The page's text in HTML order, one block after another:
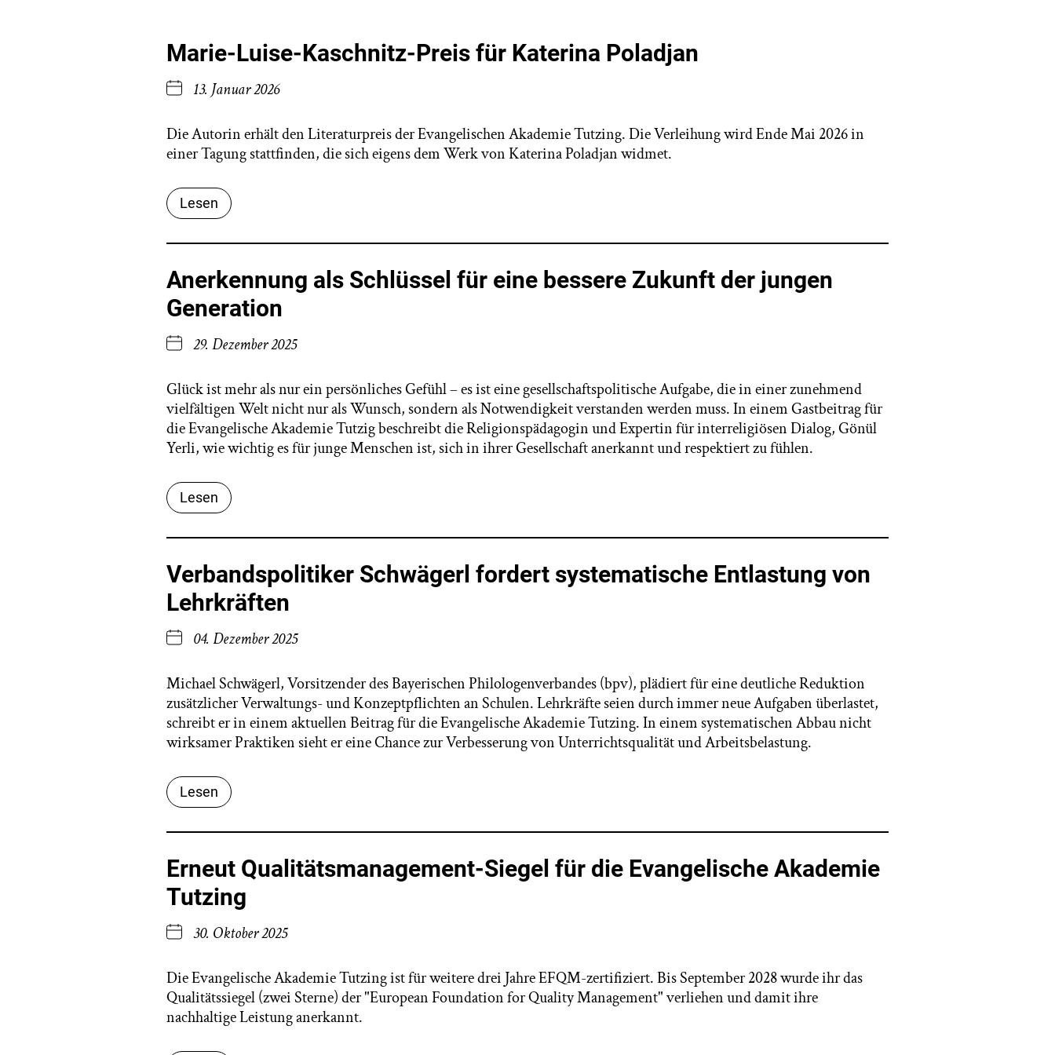
Marie-Luise-Kaschnitz-Preis für Katerina Poladjan
13. Januar 2026
Die Autorin erhält den Literaturpreis der Evangelischen Akademie Tutzing. Die Verleihung wird Ende Mai 2026 in
einer Tagung stattfinden, die sich eigens dem Werk von Katerina Poladjan widmet.
Lesen
Anerkennung als Schlüssel für eine bessere Zukunft der jungen
Generation
29. Dezember 2025
Glück ist mehr als nur ein persönliches Gefühl – es ist eine gesellschaftspolitische Aufgabe, die in einer zunehmend
vielfältigen Welt nicht nur als Wunsch, sondern als Notwendigkeit verstanden werden muss. In einem Gastbeitrag für
die Evangelische Akademie Tutzig beschreibt die Religionspädagogin und Expertin für interreligiösen Dialog, Gönül
Yerli, wie wichtig es für junge Menschen ist, sich in ihrer Gesellschaft anerkannt und respektiert zu fühlen.
Lesen
Verbandspolitiker Schwägerl fordert systematische Entlastung von
Lehrkräften
04. Dezember 2025
Michael Schwägerl, Vorsitzender des Bayerischen Philologenverbandes (bpv), plädiert für eine deutliche Reduktion
zusätzlicher Verwaltungs- und Konzeptpflichten an Schulen. Lehrkräfte seien durch immer neue Aufgaben überlastet,
schreibt er in einem aktuellen Beitrag für die Evangelische Akademie Tutzing. In einem systematischen Abbau nicht
wirksamer Praktiken sieht er eine Chance zur Verbesserung von Unterrichtsqualität und Arbeitsbelastung.
Lesen
Erneut Qualitätsmanagement-Siegel für die Evangelische Akademie
Tutzing
30. Oktober 2025
Die Evangelische Akademie Tutzing ist für weitere drei Jahre EFQM-zertifiziert. Bis September 2028 wurde ihr das
Qualitätssiegel (zwei Sterne) der "European Foundation for Quality Management" verliehen und damit ihre
nachhaltige Leistung anerkannt.